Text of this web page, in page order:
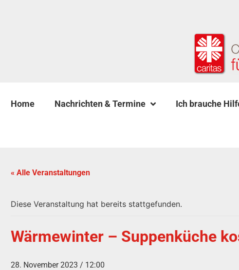
Home Nachrichten & Termine Ich brauche
« Alle Veranstaltungen
Diese Veranstaltung hat bereits stattgefunden.
Wärmewinter – Suppenküche
28. November 2023 / 12:00